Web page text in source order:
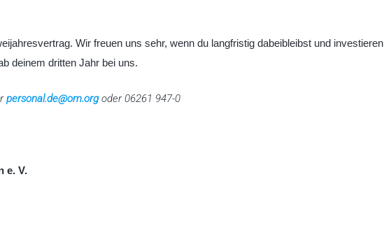
Wir freuen uns sehr, wenn du langfristig dabeibleibst und investieren
deinem dritten Jahr bei uns.
personal.de@om.orgoder 06261 947-0
e. V.